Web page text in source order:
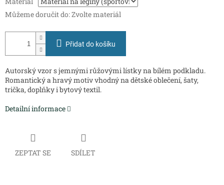
cena:
Můžeme doručit do:Zvolte materiál
Přidat do košíku
Autorský vzor s jemnými růžovými lístky na bílém podkladu.
Romantický a hravý motiv vhodný na dětské oblečení, šaty,
trička, doplňky i bytový textil.
Detailní informace
ZEPTAT SE SDÍLET